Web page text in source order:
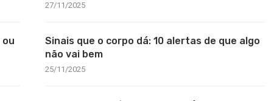
27/11/2025
Sinais que o corpo dá: 10 alertas de que algo
não vai bem
25/11/2025